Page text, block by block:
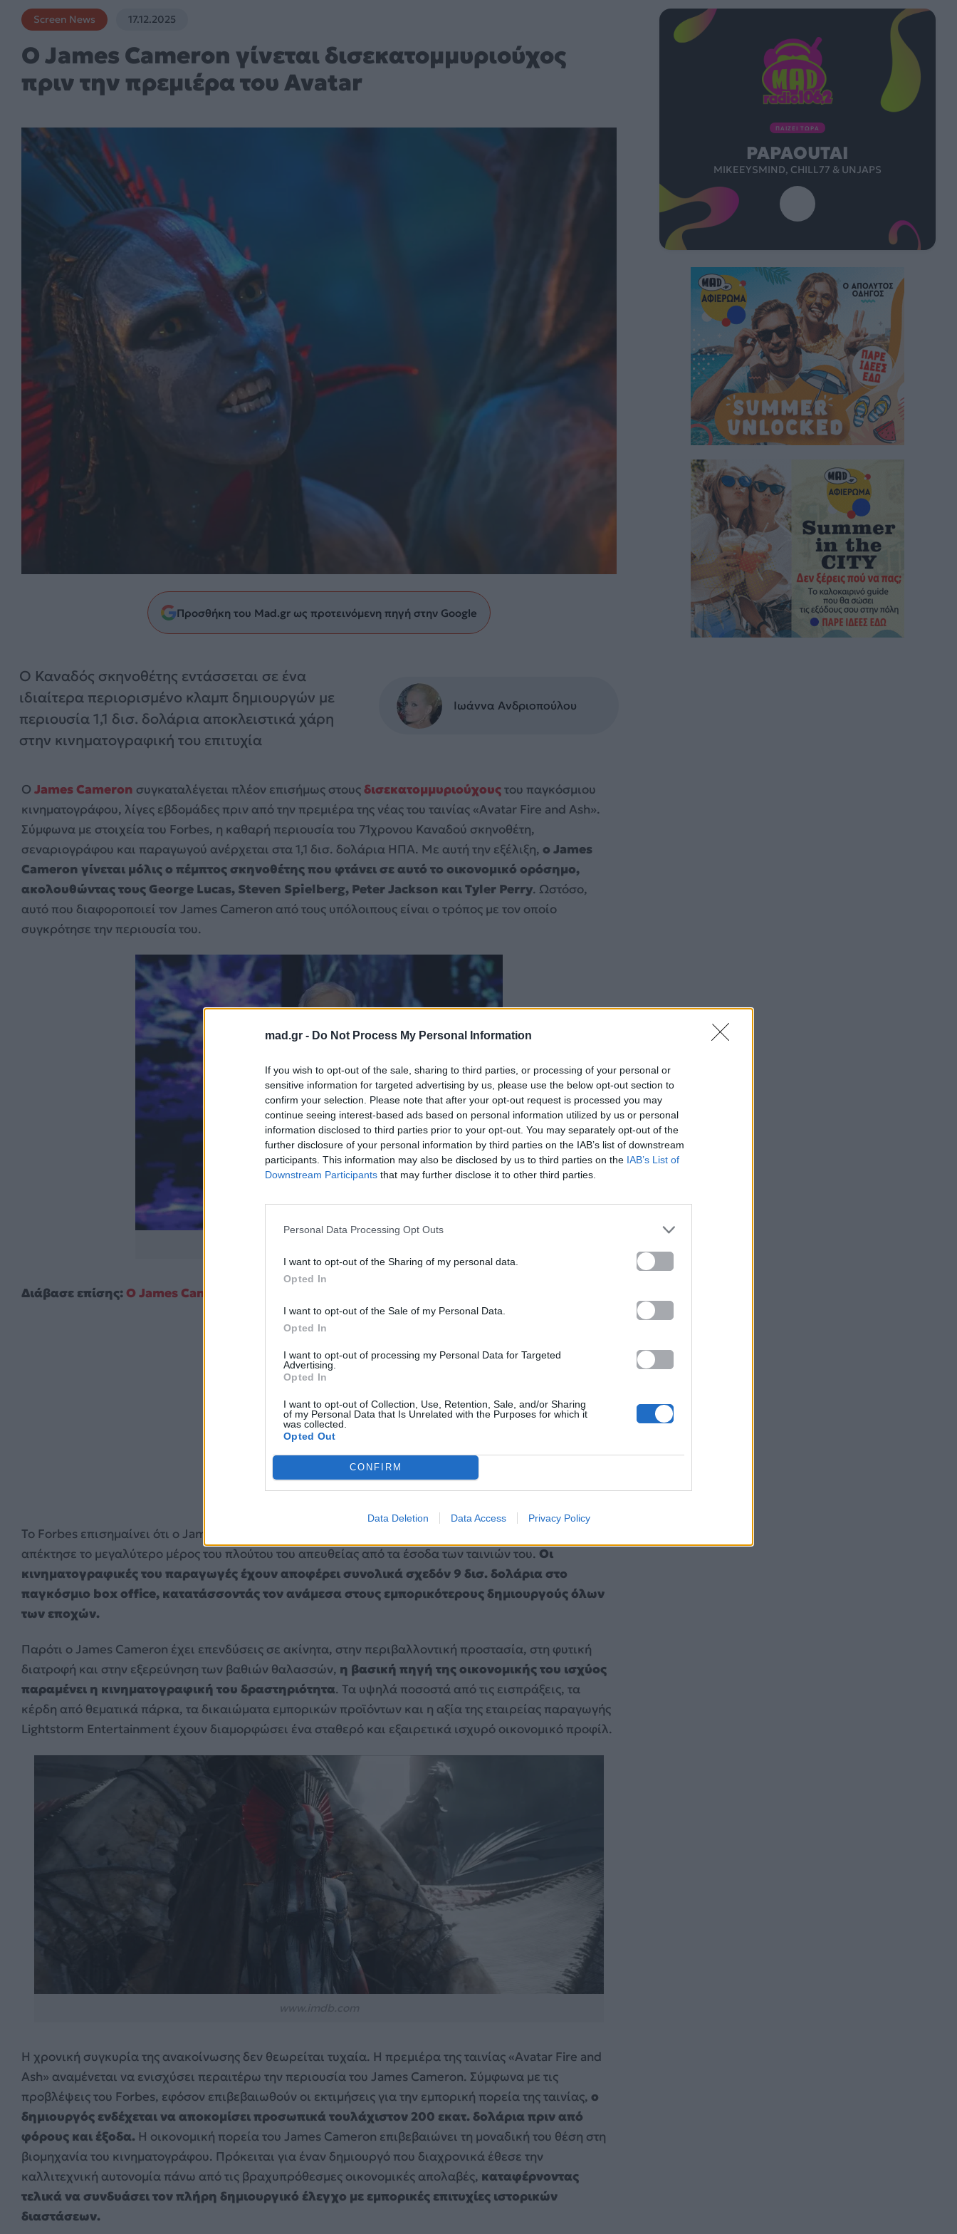
mad.gr - Do Not Process My Personal Information
If you wish to opt-out of the sale, sharing to third parties, or processing of your personal or
sensitive information for targeted advertising by us, please use the below opt-out section to
confirm your selection. Please note that after your opt-out request is processed you may
continue seeing interest-based ads based on personal information utilized by us or personal
information disclosed to third parties prior to your opt-out. You may separately opt-out of the
further disclosure of your personal information by third parties on the IAB’s list of downstream
participants. This information may also be disclosed by us to third parties on the IAB’s List of
Downstream Participants that may further disclose it to other third parties.
Personal Data Processing Opt Outs
I want to opt-out of the Sharing of my personal data.
Opted In
I want to opt-out of the Sale of my Personal Data.
Opted In
I want to opt-out of processing my Personal Data for Targeted
Advertising.
Opted In
I want to opt-out of Collection, Use, Retention, Sale, and/or Sharing
of my Personal Data that Is Unrelated with the Purposes for which it
was collected.
Opted Out
CONFIRM
Data Deletion Data Access Privacy Policy
Screen News 17.12.2025
Ο James Cameron γίνεται δισεκατομμυριούχος
πριν την πρεμιέρα του Avatar
Προσθήκη του Mad.gr ως προτεινόμενη πηγή στην Google
Ο Καναδός σκηνοθέτης εντάσσεται σε ένα
ιδιαίτερα περιορισμένο κλαμπ δημιουργών με
περιουσία 1,1 δισ. δολάρια αποκλειστικά χάρη
στην κινηματογραφική του επιτυχία
Ιωάννα Ανδριοπούλου
Ο James Cameron συγκαταλέγεται πλέον επισήμως στουςδισεκατομμυριούχουςτου παγκόσμιου
κινηματογράφου, λίγες εβδομάδες πριν από την πρεμιέρα της νέας του ταινίας «Avatar Fire and Ash».
Σύμφωνα με στοιχεία του Forbes, η καθαρή περιουσία του 71χρονου Καναδού σκηνοθέτη,
σεναριογράφου και παραγωγού ανέρχεται στα 1,1 δισ. δολάρια ΗΠΑ. Με αυτή την εξέλιξη, ο James
Cameron γίνεται μόλις ο πέμπτος σκηνοθέτης που φτάνει σε αυτό το οικονομικό ορόσημο,
ακολουθώντας τους George Lucas, Steven Spielberg, Peter Jackson και Tyler Perry. Ωστόσο,
αυτό που διαφοροποιεί τον James Cameron από τους υπόλοιπους είναι ο τρόπος με τον οποίο
συγκρότησε την περιουσία του.
Διάβασε επίσης: Ο James Cameron εκφράζει την ανησυχία του για τους ΑΙ ηθοποιούς
Το Forbes επισημαίνει ότι ο James Cameron είναι ο μοναδικός σκηνοθέτης αυτής της λίστας που
απέκτησε το μεγαλύτερο μέρος του πλούτου του απευθείας από τα έσοδα των ταινιών του. Οι
κινηματογραφικές του παραγωγές έχουν αποφέρει συνολικά σχεδόν 9 δισ. δολάρια στο
παγκόσμιο box office, κατατάσσοντάς τον ανάμεσα στους εμπορικότερους δημιουργούς όλων
των εποχών.
Παρότι ο James Cameron έχει επενδύσεις σε ακίνητα, στην περιβαλλοντική προστασία, στη φυτική
διατροφή και στην εξερεύνηση των βαθιών θαλασσών, η βασική πηγή της οικονομικής του ισχύος
παραμένει η κινηματογραφική του δραστηριότητα. Τα υψηλά ποσοστά από τις εισπράξεις, τα
κέρδη από θεματικά πάρκα, τα δικαιώματα εμπορικών προϊόντων και η αξία της εταιρείας παραγωγής
Lightstorm Entertainment έχουν διαμορφώσει ένα σταθερό και εξαιρετικά ισχυρό οικονομικό προφίλ.
Η χρονική συγκυρία της ανακοίνωσης δεν θεωρείται τυχαία. Η πρεμιέρα της ταινίας «Avatar Fire and
Ash» αναμένεται να ενισχύσει περαιτέρω την περιουσία του James Cameron. Σύμφωνα με τις
προβλέψεις του Forbes, εφόσον επιβεβαιωθούν οι εκτιμήσεις για την εμπορική πορεία της ταινίας, ο
δημιουργός ενδέχεται να αποκομίσει προσωπικά τουλάχιστον 200 εκατ. δολάρια πριν από
φόρους και έξοδα. Η οικονομική πορεία του James Cameron επιβεβαιώνει τη μοναδική του θέση στη
βιομηχανία του κινηματογράφου. Πρόκειται για έναν δημιουργό που διαχρονικά έθεσε την
καλλιτεχνική αυτονομία πάνω από τις βραχυπρόθεσμες οικονομικές απολαβές, καταφέρνοντας
τελικά να συνδυάσει τον πλήρη δημιουργικό έλεγχο με εμπορικές επιτυχίες ιστορικών
διαστάσεων.
ΠΑΙΖΕΙ ΤΩΡΑ
PAPAOUTAI
MIKEEYSMIND, CHILL77 & UNJAPS